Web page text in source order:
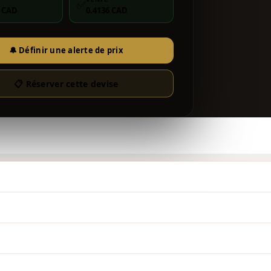
🔔 Définir une alerte de prix
📋 Réserver cette devise